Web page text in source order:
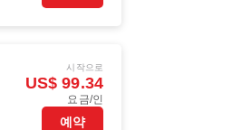
시작으로
US$ 99.34
요금/인
예약